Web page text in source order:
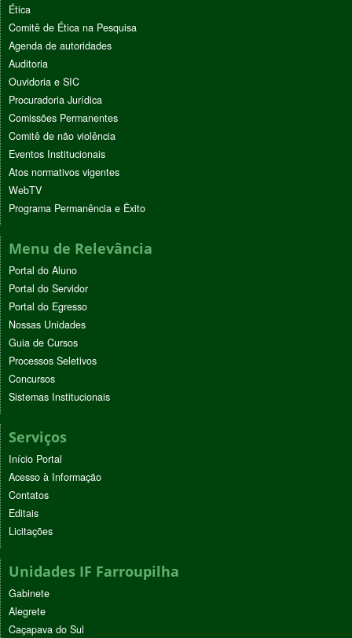
Ética
Comitê de Ética na Pesquisa
Agenda de autoridades
Auditoria
Ouvidoria e SIC
Procuradoria Jurídica
Comissões Permanentes
Comitê de não violência
Eventos Institucionais
Atos normativos vigentes
WebTV
Programa Permanência e Êxito
Menu de Relevância
Portal do Aluno
Portal do Servidor
Portal do Egresso
Nossas Unidades
Guia de Cursos
Processos Seletivos
Concursos
Sistemas Institucionais
Serviços
Início Portal
Acesso à Informação
Contatos
Editais
Licitações
Unidades IF Farroupilha
Gabinete
Alegrete
Caçapava do Sul